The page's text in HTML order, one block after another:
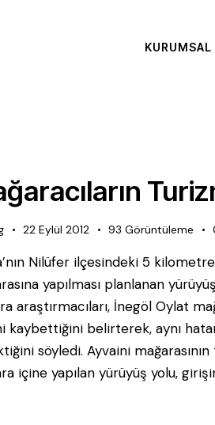
KURUMSAL
22 Eylül 2012 93 Görüntüleme
Nilüfer ilçesindeki 5
yapılması planlanan
araştırmacıları, İnegöl Oylat
kaybettiğini belirterek, aynı
söyledi. Ayvaini
içine yapılan yürüyüş yolu,